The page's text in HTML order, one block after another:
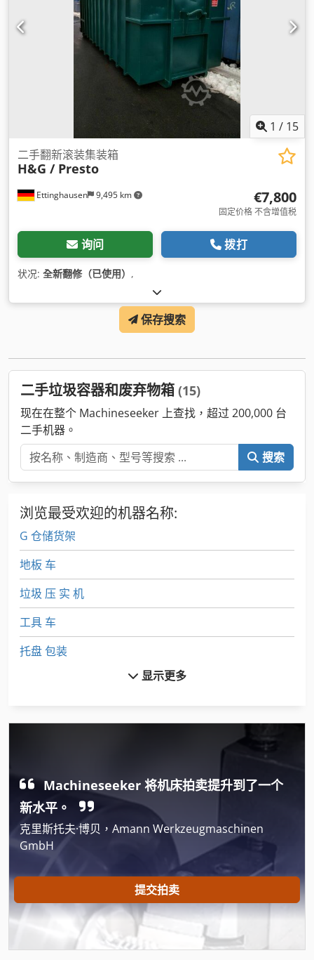
1 / 15
Ettinghausen 9,495 km
二手翻新滚装集装箱
H&G / Presto
€7,800
固定价格 不含增值税
询问 拨打
状况: 全新翻修（已使用） ,
保存搜索
二手垃圾容器和废弃物箱 (15)
现在在整个 Machineseeker 上查找，超过 200,000 台
二手机器。
搜索
浏览最受欢迎的机器名称:
G 仓储货架
地板 车
垃圾 压 实 机
工具 车
托盘 包装
海运 集装箱
滚筒输送机
烤箱
烤箱 架
甲板 Abrollcontainer
显示更多
Machineseeker 将机床拍卖提升到了一个
新水平。
克里斯托夫·博贝，Amann Werkzeugmaschinen
GmbH
提交拍卖